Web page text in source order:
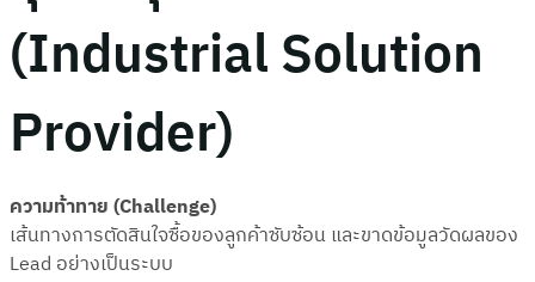
(Industrial Solution
Provider)
ความท้าทาย (Challenge)
เส้นทางการตัดสินใจซื้อของลูกค้าซับซ้อน และขาดข้อมูลวัดผลของ
Lead อย่างเป็นระบบ